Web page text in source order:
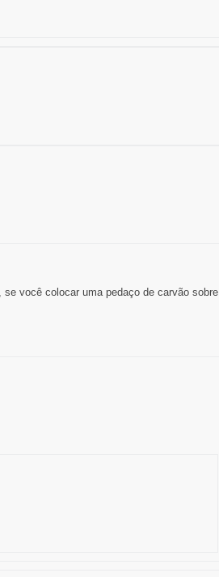
você colocar uma pedaço de carvão sobre